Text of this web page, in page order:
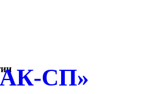
СП»